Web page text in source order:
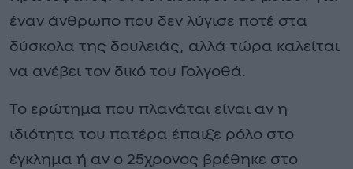
έναν άνθρωπο που δεν λύγισε ποτέ στα
δύσκολα της δουλειάς, αλλά τώρα καλείται
να ανέβει τον δικό του Γολγοθά.
Το ερώτημα που πλανάται είναι αν η
ιδιότητα του πατέρα έπαιξε ρόλο στο
έγκλημα ή αν ο 25χρονος βρέθηκε στο